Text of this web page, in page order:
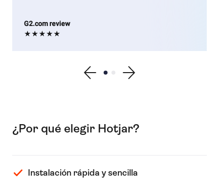
G2.com review
★★★★★
Show previous testimonial
Show testimonial 1
Show testimonial 2
Show next testimonial
¿Por qué elegir Hotjar?
Instalación rápida y sencilla